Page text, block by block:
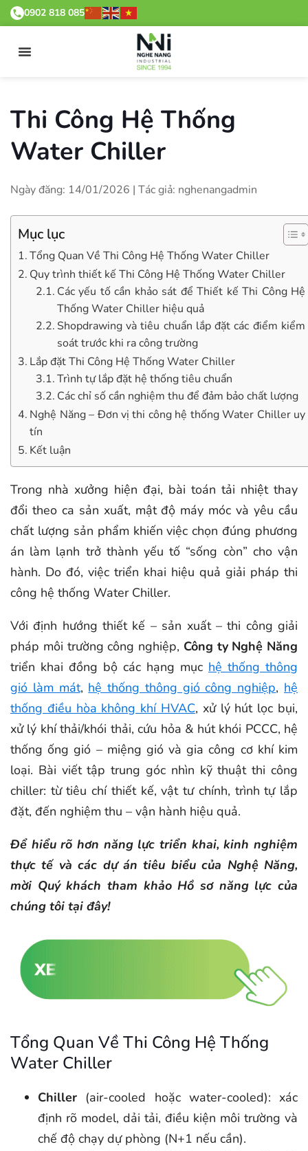
0902 818 085
Thi Công Hệ Thống
Water Chiller
Ngày đăng: 14/01/2026 | Tác giả: nghenangadmin
Mục lục
Tổng Quan Về Thi Công Hệ Thống Water Chiller
Quy trình thiết kế Thi Công Hệ Thống Water Chiller
Các yếu tố cần khảo sát để Thiết kế Thi Công Hệ
Thống Water Chiller hiệu quả
Shopdrawing và tiêu chuẩn lắp đặt các điểm kiểm
soát trước khi ra công trường
Lắp đặt Thi Công Hệ Thống Water Chiller
Trình tự lắp đặt hệ thống tiêu chuẩn
Các chỉ số cần nghiệm thu để đảm bảo chất lượng
Nghệ Năng – Đơn vị thi công hệ thống Water Chiller uy
tín
Kết luận
Trong nhà xưởng hiện đại, bài toán tải nhiệt thay
đổi theo ca sản xuất, mật độ máy móc và yêu cầu
chất lượng sản phẩm khiến việc chọn đúng phương
án làm lạnh trở thành yếu tố “sống còn” cho vận
hành. Do đó, việc triển khai hiệu quả giải pháp thi
công hệ thống Water Chiller.
Với định hướng thiết kế – sản xuất – thi công giải
pháp môi trường công nghiệp, Công ty Nghệ Năng
triển khai đồng bộ các hạng mục hệ thống thông
gió làm mát, hệ thống thông gió công nghiệp, hệ
thống điều hòa không khí HVAC, xử lý hút lọc bụi,
xử lý khí thải/khói thải, cứu hỏa & hút khói PCCC, hệ
thống ống gió – miệng gió và gia công cơ khí kim
loại. Bài viết tập trung góc nhìn kỹ thuật thi công
chiller: từ tiêu chí thiết kế, vật tư chính, trình tự lắp
đặt, đến nghiệm thu – vận hành hiệu quả.
Để hiểu rõ hơn năng lực triển khai, kinh nghiệm
thực tế và các dự án tiêu biểu của Nghệ Năng,
mời Quý khách tham khảo Hồ sơ năng lực của
chúng tôi tại đây!
Tổng Quan Về Thi Công Hệ Thống
Water Chiller
Chiller (air-cooled hoặc water-cooled): xác
định rõ model, dải tải, điều kiện môi trường và
chế độ chạy dự phòng (N+1 nếu cần).